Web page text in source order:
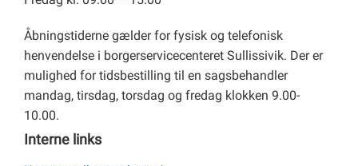
Åbningstiderne gælder for fysisk og telefonisk
henvendelse i borgerservicecenteret Sullissivik. Der er
mulighed for tidsbestilling til en sagsbehandler
mandag, tirsdag, torsdag og fredag klokken 9.00-
10.00.
Interne links